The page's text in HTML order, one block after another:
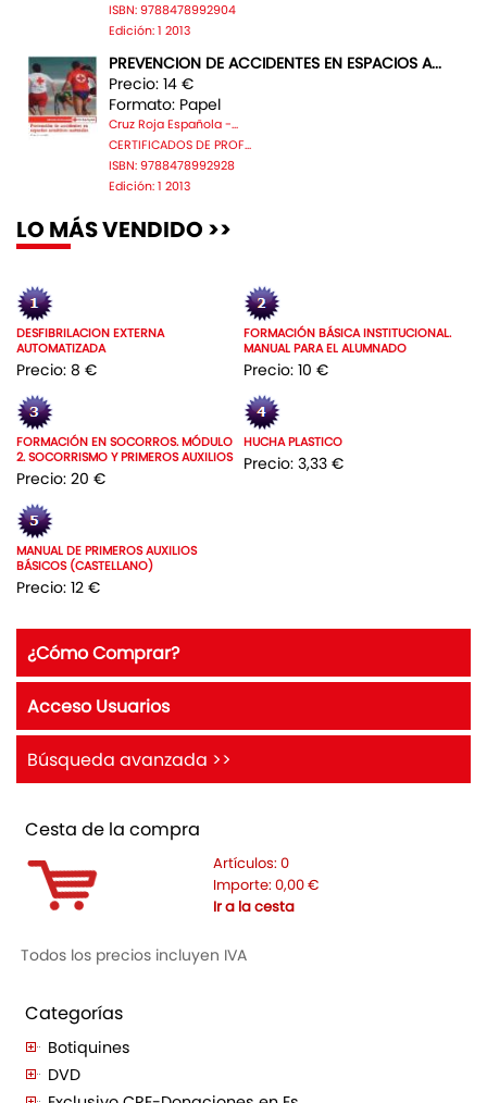
ISBN: 9788478992904
Edición: 1 2013
PREVENCION DE ACCIDENTES EN ESPACIOS A...
Precio: 14 €
Formato: Papel
Cruz Roja Española -...
CERTIFICADOS DE PROF...
ISBN: 9788478992928
Edición: 1 2013
LO MÁS VENDIDO >>
DESFIBRILACION EXTERNA
AUTOMATIZADA
Precio: 8 €
FORMACIÓN BÁSICA INSTITUCIONAL.
MANUAL PARA EL ALUMNADO
Precio: 10 €
FORMACIÓN EN SOCORROS. MÓDULO
2. SOCORRISMO Y PRIMEROS AUXILIOS
Precio: 20 €
HUCHA PLASTICO
Precio: 3,33 €
MANUAL DE PRIMEROS AUXILIOS
BÁSICOS (CASTELLANO)
Precio: 12 €
¿Cómo Comprar?
Acceso Usuarios
Búsqueda avanzada >>
Cesta de la compra
Artículos: 0
Importe: 0,00 €
Ir a la cesta
Todos los precios incluyen IVA
Categorías
Botiquines
DVD